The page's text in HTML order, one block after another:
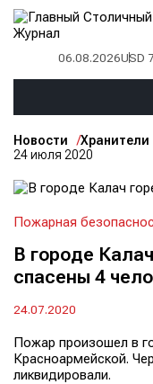
06.08.2026USD
Новости Хранители
24 июля 2020
Пожарная
В городе
спасены 4
24.07.2020
Пожар произошел в
Красноармейской.
ликвидировали.